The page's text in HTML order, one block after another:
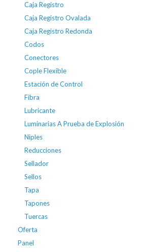
Caja Registro
Caja Registro Ovalada
Caja Registro Redonda
Codos
Conectores
Cople Flexible
Estación de Control
Fibra
Lubricante
Luminarias A Prueba de Explosión
Niples
Reducciones
Sellador
Sellos
Tapa
Tapones
Tuercas
Oferta
Panel